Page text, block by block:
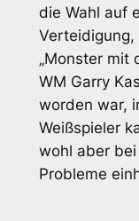
die Wahl auf
„Monster mit
WM Garry
worden war,
Weißspieler
wohl aber
Probleme